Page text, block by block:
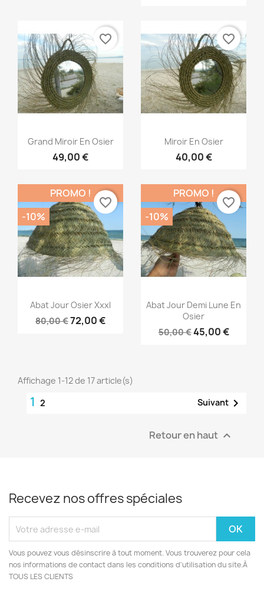
Aperçu rapide
Grand Miroir En Osier
49,00 €
favorite_border
Aperçu rapide
Miroir En Osier
40,00 €
favorite_border
Aperçu rapide
Abat Jour Osier Xxxl
80,00 €72,00 €
PROMO !
-10%
favorite_border
Aperçu rapide
Abat Jour Demi Lune En
Osier
50,00 €45,00 €
PROMO !
-10%
favorite_border
Affichage 1-12 de 17 article(s)
1 2 Suivant 
Retour en haut 
Recevez nos offres spéciales
Vous pouvez vous désinscrire à tout moment. Vous trouverez pour cela
nos informations de contact dans les conditions d'utilisation du site.À
TOUS LES CLIENTS